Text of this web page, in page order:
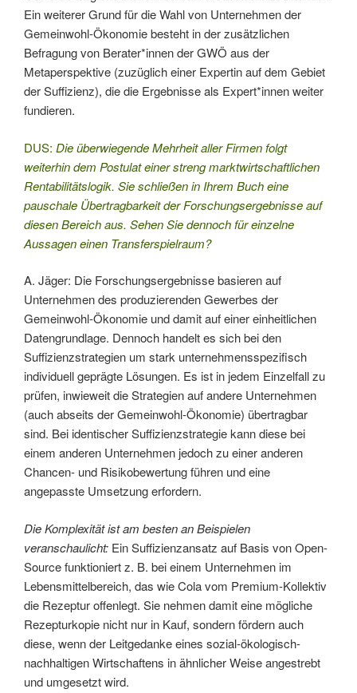
Ein weiterer Grund für die Wahl von Unternehmen der
Gemeinwohl-Ökonomie besteht in der zusätzlichen
Befragung von Berater*innen der GWÖ aus der
Metaperspektive (zuzüglich einer Expertin auf dem Gebiet
der Suffizienz), die die Ergebnisse als Expert*innen weiter
fundieren.
DUS: Die überwiegende Mehrheit aller Firmen folgt
weiterhin dem Postulat einer streng marktwirtschaftlichen
Rentabilitätslogik. Sie schließen in Ihrem Buch eine
pauschale Übertragbarkeit der Forschungsergebnisse auf
diesen Bereich aus. Sehen Sie dennoch für einzelne
Aussagen einen Transferspielraum?
A. Jäger: Die Forschungsergebnisse basieren auf
Unternehmen des produzierenden Gewerbes der
Gemeinwohl-Ökonomie und damit auf einer einheitlichen
Datengrundlage. Dennoch handelt es sich bei den
Suffizienzstrategien um stark unternehmensspezifisch
individuell geprägte Lösungen. Es ist in jedem Einzelfall zu
prüfen, inwieweit die Strategien auf andere Unternehmen
(auch abseits der Gemeinwohl-Ökonomie) übertragbar
sind. Bei identischer Suffizienzstrategie kann diese bei
einem anderen Unternehmen jedoch zu einer anderen
Chancen- und Risikobewertung führen und eine
angepasste Umsetzung erfordern.
Die Komplexität ist am besten an Beispielen
veranschaulicht: Ein Suffizienzansatz auf Basis von Open-
Source funktioniert z. B. bei einem Unternehmen im
Lebensmittelbereich, das wie Cola vom Premium-Kollektiv
die Rezeptur offenlegt. Sie nehmen damit eine mögliche
Rezepturkopie nicht nur in Kauf, sondern fördern auch
diese, wenn der Leitgedanke eines sozial-ökologisch-
nachhaltigen Wirtschaftens in ähnlicher Weise angestrebt
und umgesetzt wird.